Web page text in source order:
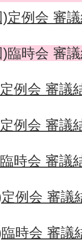
定例会 審
臨時会 審
例会 審議
例会 審議
時会 審議
例会 審議
時会 審議